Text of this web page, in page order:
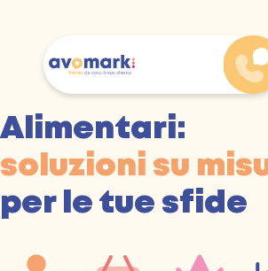
Alimentari:
soluzioni su
per le tue sfide